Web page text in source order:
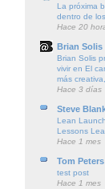
La próxima
dentro de
Hace 20
Brian Solis
Brian Solis
vivir en El
más
Hace 3 días
Steve
Lean
Lessons
Hace 1 mes
Tom Peters
test post
Hace 1 mes